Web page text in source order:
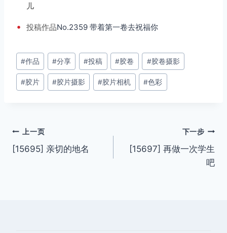
儿
• 投稿作品No.2359 带着第一卷去祝福你
文
章
标
#作品 #分享 #投稿 #胶卷 #胶卷摄影
#胶片 #胶片摄影 #胶片相机 #色彩
文
章
上一页
[15695] 亲切的地名
下一步
[15697] 再做一次学生
吧